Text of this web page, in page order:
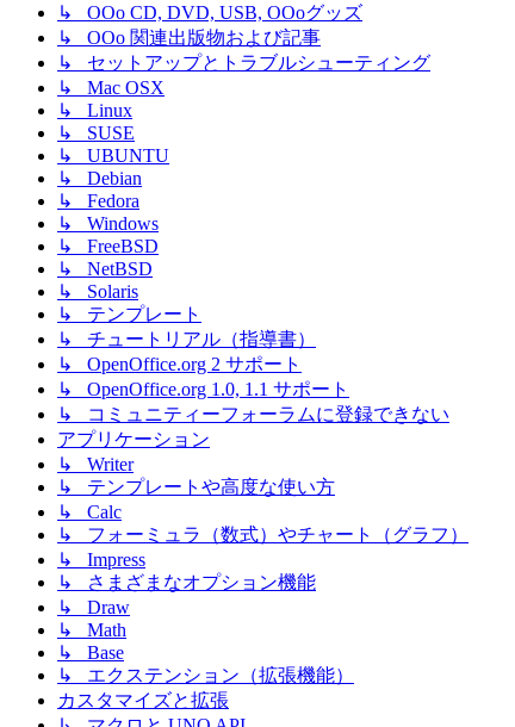
↳ OOo CD, DVD, USB, OOoグッズ
↳ OOo 関連出版物および記事
↳ セットアップとトラブルシューティング
↳ Mac OSX
↳ Linux
↳ SUSE
↳ UBUNTU
↳ Debian
↳ Fedora
↳ Windows
↳ FreeBSD
↳ NetBSD
↳ Solaris
↳ テンプレート
↳ チュートリアル（指導書）
↳ OpenOffice.org 2 サポート
↳ OpenOffice.org 1.0, 1.1 サポート
↳ コミュニティーフォーラムに登録できない
アプリケーション
↳ Writer
↳ テンプレートや高度な使い方
↳ Calc
↳ フォーミュラ（数式）やチャート（グラフ）
↳ Impress
↳ さまざまなオプション機能
↳ Draw
↳ Math
↳ Base
↳ エクステンション（拡張機能）
カスタマイズと拡張